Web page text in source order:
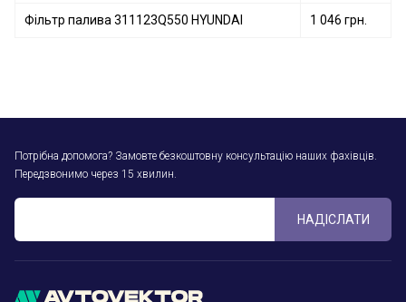
Фільтр палива 311123Q550 HYUNDAI 1 046 грн.
Потрібна допомога? Замовте безкоштовну консультацію наших фахівців.
Передзвонимо через 15 хвилин.
НАДІСЛАТИ